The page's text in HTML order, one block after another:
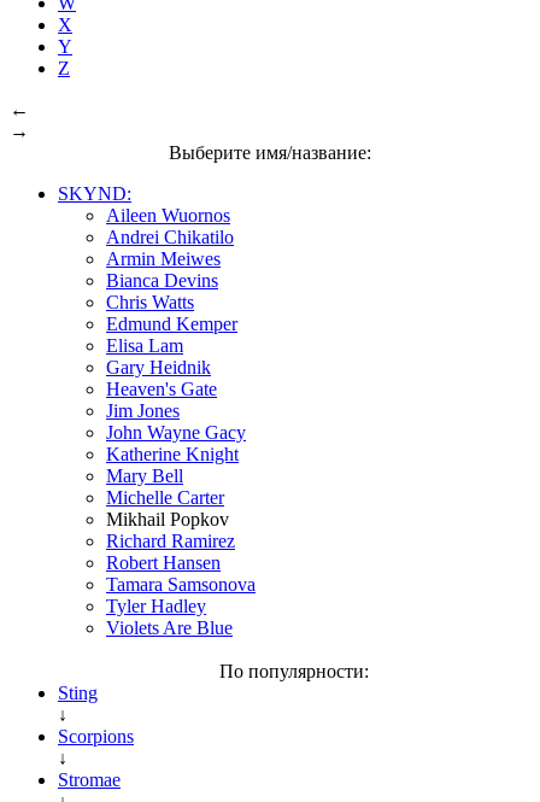
X
Y
Z
←
→
Выберите имя/название:
SKYND:
Aileen Wuornos
Andrei Chikatilo
Armin Meiwes
Bianca Devins
Chris Watts
Edmund Kemper
Elisa Lam
Gary Heidnik
Heaven's Gate
Jim Jones
John Wayne Gacy
Katherine Knight
Mary Bell
Michelle Carter
Mikhail Popkov
Richard Ramirez
Robert Hansen
Tamara Samsonova
Tyler Hadley
Violets Are Blue
По популярности:
Sting
↓
Scorpions
↓
Stromae